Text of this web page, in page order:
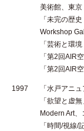
美術館、東京
「未完の歴
Workshop
「芸術と環
「第2回AIR
「第2回AIR
1997
「水戸アニ
「欲望と虚
Modern Art
「時間/視線